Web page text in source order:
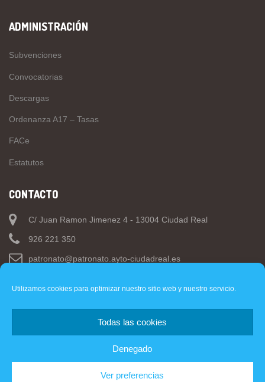
Utilizamos cookies para optimizar nuestro sitio web y nuestro servicio.
Todas las cookies
Denegado
Ver preferencias
ADMINISTRACIÓN
Subvenciones
Convocatorias
Descargas
Ordenanza A17 – Tasas
FACe
Estatutos
CONTACTO
C/ Juan Ramon Jimenez 4 - 13004 Ciudad Real
926 221 350
patronato@patronato.ayto-ciudadreal.es